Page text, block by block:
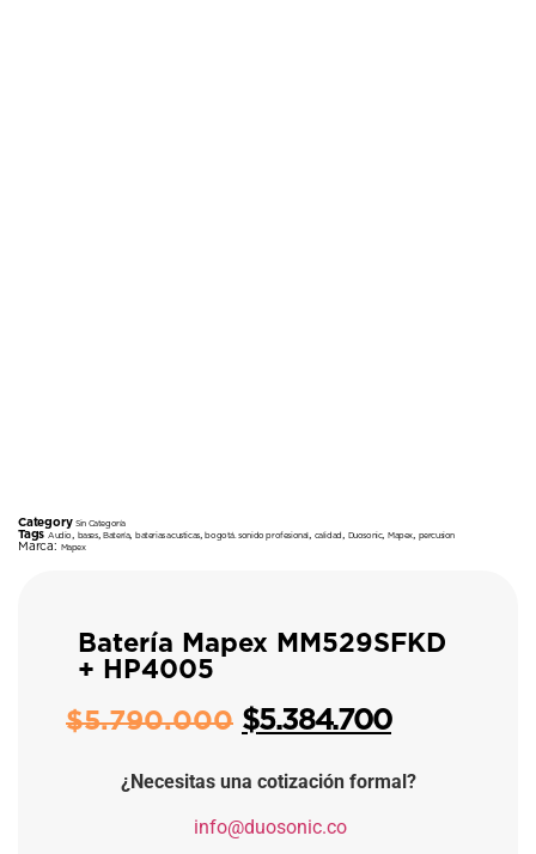
Category Sin Categoría
Tags Audio bases,Batería,baterias acusticas,bogotá. sonido profesional calidad Duosonic, Mapex, percusion
Marca: Mapex
Batería Mapex MM529SFKD
+ HP4005
$5.790.000 $5.384.700
¿Necesitas una cotización formal?
info@duosonic.co